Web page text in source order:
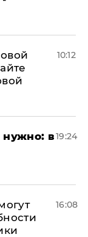
10:12
нужно: в19:24
16:08